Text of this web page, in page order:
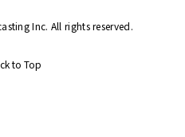
Inc. All rights reserved.
to Top